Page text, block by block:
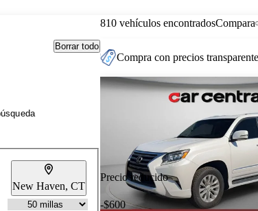
Borrar todo
New Haven, CT
810 vehículos encontradosCompara
Compra con precios
Precio reducido
-$600